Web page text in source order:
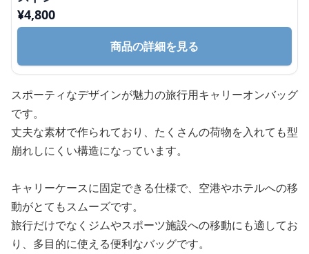
¥4,800
商品の詳細を見る
スポーティなデザインが魅力の旅行用キャリーオンバッグ
です。
丈夫な素材で作られており、たくさんの荷物を入れても型
崩れしにくい構造になっています。
キャリーケースに固定できる仕様で、空港やホテルへの移
動がとてもスムーズです。
旅行だけでなくジムやスポーツ施設への移動にも適してお
り、多目的に使える便利なバッグです。